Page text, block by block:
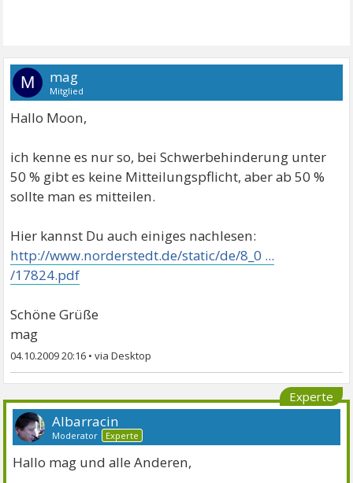
M mag
Mitglied
Hallo Moon,
ich kenne es nur so, bei Schwerbehinderung unter
50 % gibt es keine Mitteilungspflicht, aber ab 50 %
sollte man es mitteilen.
Hier kannst Du auch einiges nachlesen:
http://www.norderstedt.de/static/de/8_0 ...
/17824.pdf
Schöne Grüße
mag
04.10.2009 20:16 •
Experte
Albarracin
Moderator Experte
Hallo mag und alle Anderen,